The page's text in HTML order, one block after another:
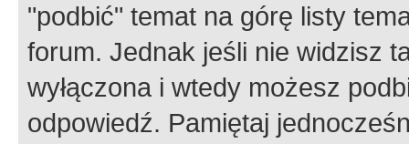
"podbić" temat na górę listy
forum. Jednak jeśli nie widzisz
wyłączona i wtedy możesz
odpowiedź. Pamiętaj